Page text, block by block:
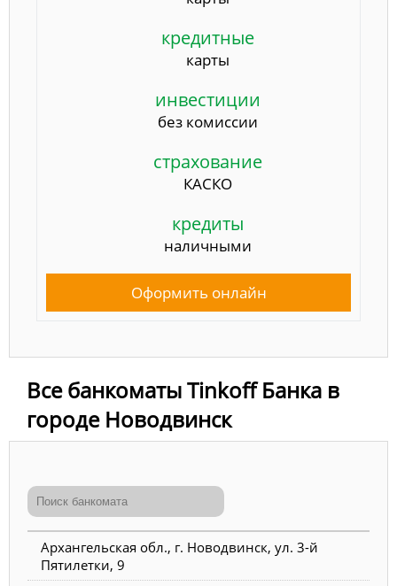
кредитные
карты
инвестиции
без комиссии
страхование
КАСКО
кредиты
наличными
Оформить онлайн
Все банкоматы Tinkoff Банка в
городе Новодвинск
Архангельская обл., г. Новодвинск, ул. 3-й
Пятилетки, 9